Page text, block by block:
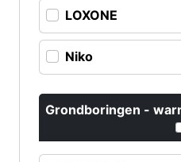
LOXONE
Niko
Grondboringen -